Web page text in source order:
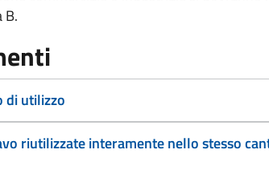
B.
di utilizzo
riutilizzate interamente nello stesso